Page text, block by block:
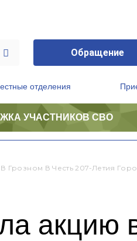
Обращение
отделения
УЧАСТНИКОВ СВО
Грозном В Честь 207-Летия
акцию